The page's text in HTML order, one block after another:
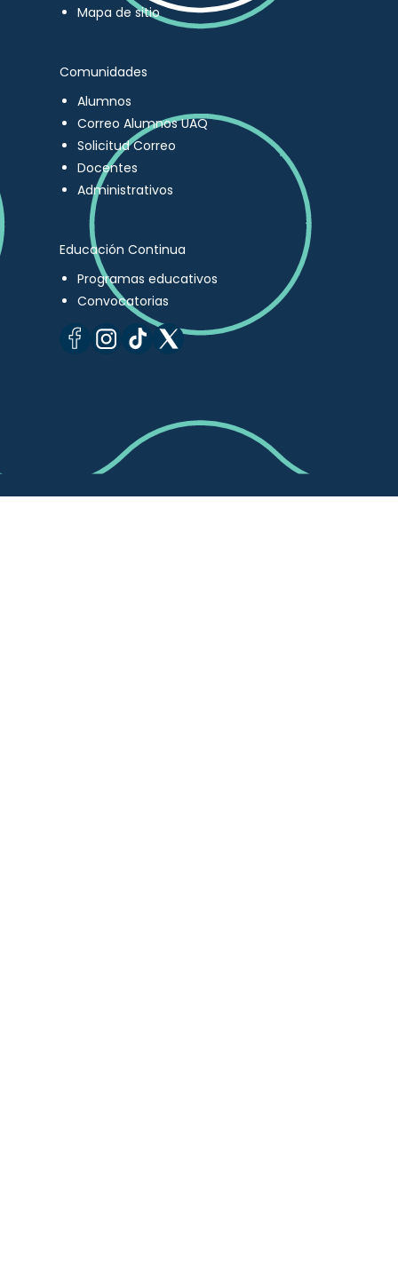
Mapa de sitio
Comunidades
Alumnos
Correo Alumnos UAQ
Solicitud Correo
Docentes
Administrativos
Educación Continua
Programas educativos
Convocatorias